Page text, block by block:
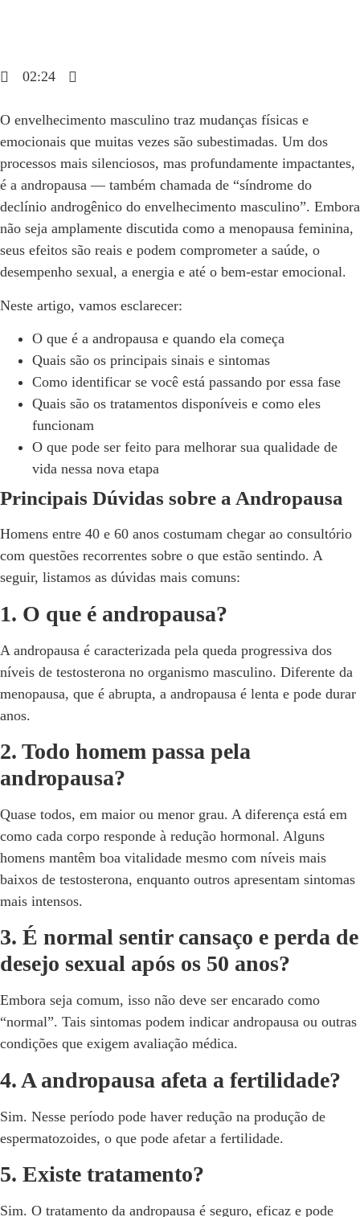
02:24
O envelhecimento masculino traz mudanças físicas e
emocionais que muitas vezes são subestimadas. Um dos
processos mais silenciosos, mas profundamente impactantes,
é a andropausa — também chamada de “síndrome do
declínio androgênico do envelhecimento masculino”. Embora
não seja amplamente discutida como a menopausa feminina,
seus efeitos são reais e podem comprometer a saúde, o
desempenho sexual, a energia e até o bem-estar emocional.
Neste artigo, vamos esclarecer:
O que é a andropausa e quando ela começa
Quais são os principais sinais e sintomas
Como identificar se você está passando por essa fase
Quais são os tratamentos disponíveis e como eles
funcionam
O que pode ser feito para melhorar sua qualidade de
vida nessa nova etapa
Principais Dúvidas sobre a Andropausa
Homens entre 40 e 60 anos costumam chegar ao consultório
com questões recorrentes sobre o que estão sentindo. A
seguir, listamos as dúvidas mais comuns:
1. O que é andropausa?
A andropausa é caracterizada pela queda progressiva dos
níveis de testosterona no organismo masculino. Diferente da
menopausa, que é abrupta, a andropausa é lenta e pode durar
anos.
2. Todo homem passa pela
andropausa?
Quase todos, em maior ou menor grau. A diferença está em
como cada corpo responde à redução hormonal. Alguns
homens mantêm boa vitalidade mesmo com níveis mais
baixos de testosterona, enquanto outros apresentam sintomas
mais intensos.
3. É normal sentir cansaço e perda de
desejo sexual após os 50 anos?
Embora seja comum, isso não deve ser encarado como
“normal”. Tais sintomas podem indicar andropausa ou outras
condições que exigem avaliação médica.
4. A andropausa afeta a fertilidade?
Sim. Nesse período pode haver redução na produção de
espermatozoides, o que pode afetar a fertilidade.
5. Existe tratamento?
Sim. O tratamento da andropausa é seguro, eficaz e pode